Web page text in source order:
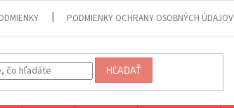
PODMIENKY OCHRANY OSOBNÝCH ÚDAJOV
HĽADAŤ